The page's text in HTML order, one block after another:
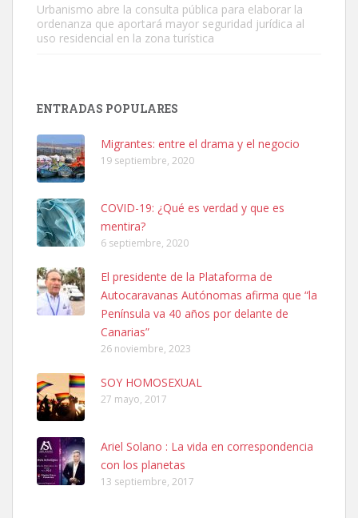
Leales.org » Gran Canaria
SHIBA PERDIDO AVDA JOSE MESA Y LOPEZ
PERRO MACHO RAZA SHIBA CON MICROCHIP PERDIDO HOY
06/07/2025 ZONA MESA Y LOPEZ. ES MUY ASUSTADIZO
Leales.org » Gran Canaria
6.7.2025
Ninfa perdida
El día 5 se los perdió una ninfa papillera, asustada tiene miedo a la
calle, se perdió por la zon...
Urbanismo abre la consulta pública para elaborar la
ordenanza que aportará mayor seguridad jurídica al
uso residencial en la zona turística
ENTRADAS POPULARES
Migrantes: entre el drama y el negocio
19 septiembre, 2020
COVID-19: ¿Qué es verdad y que es
mentira?
6 septiembre, 2020
El presidente de la Plataforma de
Autocaravanas Autónomas afirma que “la
Península va 40 años por delante de
Canarias”
26 noviembre, 2023
SOY HOMOSEXUAL
27 mayo, 2017
Ariel Solano : La vida en correspondencia
con los planetas
13 septiembre, 2017